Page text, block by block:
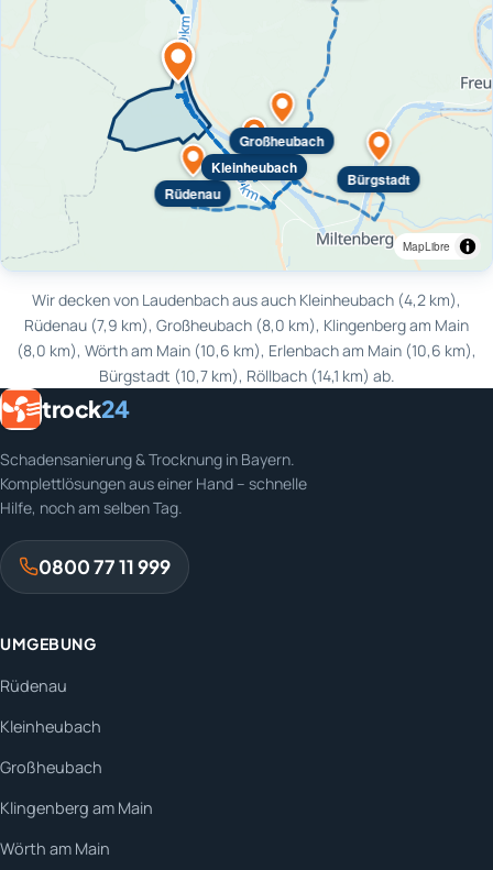
Rüdenau
Kleinheubach
Großheubach
Bürgstadt
MapLibre
Wir decken von Laudenbach aus auch Kleinheubach (4,2 km),
Rüdenau (7,9 km), Großheubach (8,0 km), Klingenberg am Main
(8,0 km), Wörth am Main (10,6 km), Erlenbach am Main (10,6 km),
Bürgstadt (10,7 km), Röllbach (14,1 km) ab.
trock24
Schadensanierung & Trocknung in Bayern.
Komplettlösungen aus einer Hand – schnelle
Hilfe, noch am selben Tag.
0800 77 11 999
UMGEBUNG
Rüdenau
Kleinheubach
Großheubach
Klingenberg am Main
Wörth am Main